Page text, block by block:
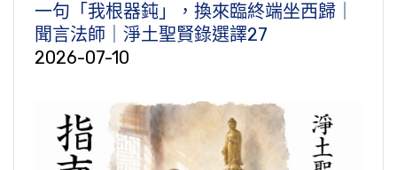
一句「我根器鈍」，換來臨終端坐西歸｜
聞言法師｜淨土聖賢錄選譯27
2026-07-10